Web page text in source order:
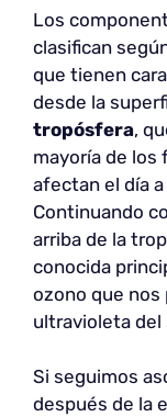
Los
clasifican
que tienen
desde la
tropósfera,
mayoría de los
afectan el día
Continuando
arriba de la
conocida
ozono que nos
ultravioleta del
Si seguimos
después de la